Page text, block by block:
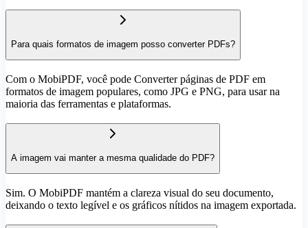
Para quais formatos de imagem posso converter PDFs?
Com o MobiPDF, você pode Converter páginas de PDF em
formatos de imagem populares, como JPG e PNG, para usar na
maioria das ferramentas e plataformas.
A imagem vai manter a mesma qualidade do PDF?
Sim. O MobiPDF mantém a clareza visual do seu documento,
deixando o texto legível e os gráficos nítidos na imagem exportada.